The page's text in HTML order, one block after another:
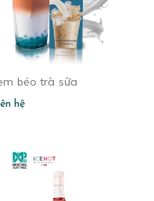
béo trà sữa
hệ